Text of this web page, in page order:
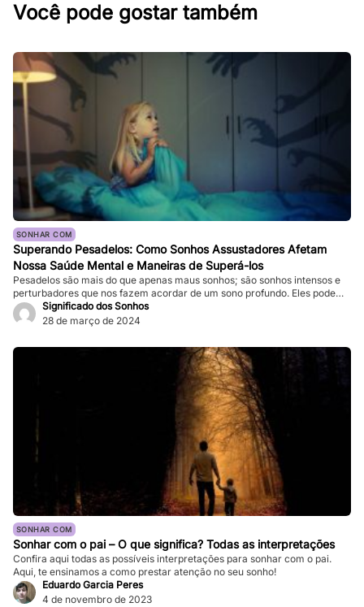
Você pode gostar também
SONHAR COM
Superando Pesadelos: Como Sonhos Assustadores Afetam
Nossa Saúde Mental e Maneiras de Superá-los
Pesadelos são mais do que apenas maus sonhos; são sonhos intensos e
perturbadores que nos fazem acordar de um sono profundo. Eles podem
ser tão vívidos e assustadores que fazem nosso coração bater forte, e a
sensação de medo persiste mesmo depois de acordarmos. Enquanto
impactar significativamente nossa […]
Significado dos Sonhos
28 de março de 2024
SONHAR COM
Sonhar com o pai – O que significa? Todas as interpretações
Confira aqui todas as possíveis interpretações para sonhar com o pai.
Aqui, te ensinamos a como prestar atenção no seu sonho!
Eduardo Garcia Peres
4 de novembro de 2023